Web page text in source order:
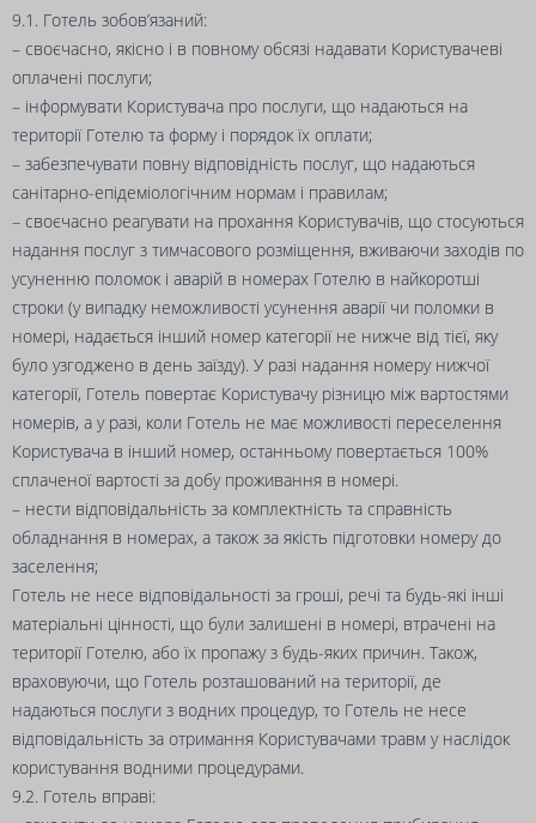
9.1. Готель зобов’язаний:
– своєчасно, якісно і в повному обсязі надавати Користувачеві
оплачені послуги;
– інформувати Користувача про послуги, що надаються на
території Готелю та форму і порядок їх оплати;
– забезпечувати повну відповідність послуг, що надаються
санітарно-епідеміологічним нормам і правилам;
– своєчасно реагувати на прохання Користувачів, що стосуються
надання послуг з тимчасового розміщення, вживаючи заходів по
усуненню поломок і аварій в номерах Готелю в найкоротші
строки (у випадку неможливості усунення аварії чи поломки в
номері, надається інший номер категорії не нижче від тієї, яку
було узгоджено в день заїзду). У разі надання номеру нижчої
категорії, Готель повертає Користувачу різницю між вартостями
номерів, а у разі, коли Готель не має можливості переселення
Користувача в інший номер, останньому повертається 100%
сплаченої вартості за добу проживання в номері.
– нести відповідальність за комплектність та справність
обладнання в номерах, а також за якість підготовки номеру до
заселення;
Готель не несе відповідальності за гроші, речі та будь-які інші
матеріальні цінності, що були залишені в номері, втрачені на
території Готелю, або їх пропажу з будь-яких причин. Також,
враховуючи, що Готель розташований на території, де
надаються послуги з водних процедур, то Готель не несе
відповідальність за отримання Користувачами травм у наслідок
користування водними процедурами.
9.2. Готель вправі: